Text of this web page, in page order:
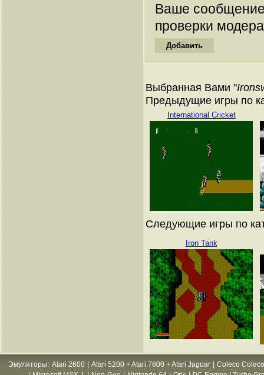
Ваше
проверки
Выбранная Вами "
Предыдущие игры по
International Cricket
Следующие игры по
Iron Tank
Эмуляторы : Atari 2600 Atari 5200 + Atari 7800 + Atari Jaguar
Coleco